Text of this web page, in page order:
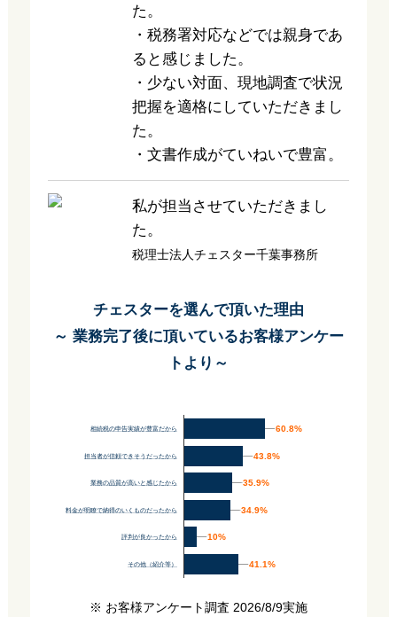
た。
・税務署対応などでは親身であ
ると感じました。
・少ない対面、現地調査で状況
把握を適格にしていただきまし
た。
・文書作成がていねいで豊富。
私が担当させていただきまし
た。
税理士法人チェスター千葉事務所
チェスターを選んで頂いた理由
～ 業務完了後に頂いているお客様アンケー
トより～
相続税の申告実績が豊富だから
担当者が信頼できそうだったから
業務の品質が高いと感じたから
料金が明瞭で納得のいくものだったから
評判が良かったから
その他（紹介等）
60.8%
60.8%
43.8%
43.8%
35.9%
35.9%
34.9%
34.9%
10%
10%
41.1%
41.1%
※ お客様アンケート調査 2026/8/9実施